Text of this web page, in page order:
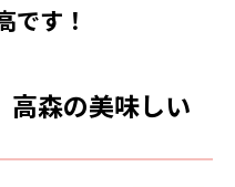
です！
森の美味しい